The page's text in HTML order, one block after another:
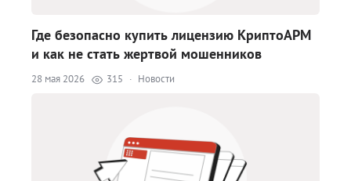
Где безопасно купить лицензию КриптоАРМ
и как не стать жертвой мошенников
28 мая 2026 315 · Новости